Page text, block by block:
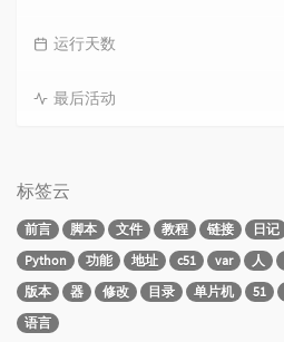
运行天数
最后活动
标签云
前言 脚本 文件 教程 链接 日记
Python
功能 地址 c51 var 人
版本
器 修改 目录 单片机 51
语言